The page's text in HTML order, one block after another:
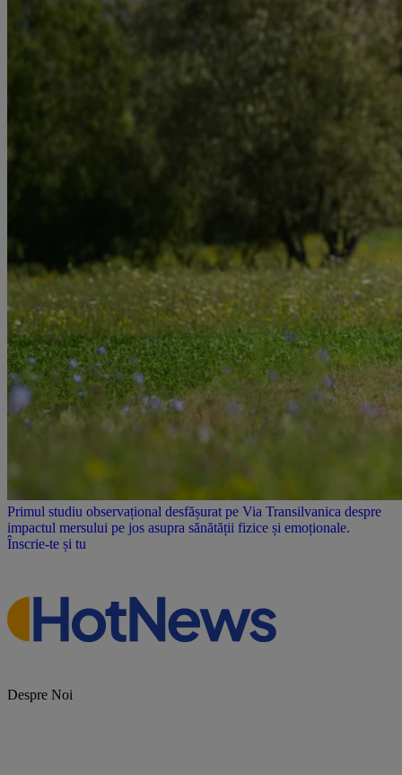
Primul studiu observațional desfășurat pe Via Transilvanica despre
impactul mersului pe jos asupra sănătății fizice și emoționale.
Înscrie-te și tu
Despre Noi